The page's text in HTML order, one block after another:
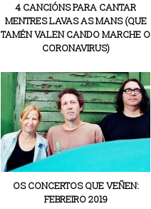
4 CANCIÓNS PARA CANTAR
MENTRES LAVAS AS MANS (QUE
TAMÉN VALEN CANDO MARCHE O
CORONAVIRUS)
OS CONCERTOS QUE VEÑEN:
FEBREIRO 2019